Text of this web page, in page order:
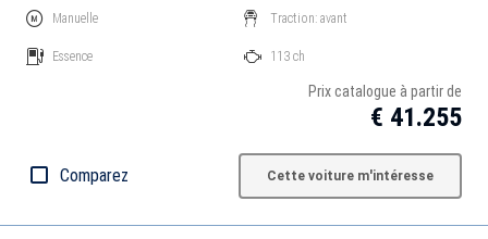
Manuelle
Essence
Traction: avant
113 ch
Prix catalogue à partir de
€ 41.255
Comparez Cette voiture m'intéresse